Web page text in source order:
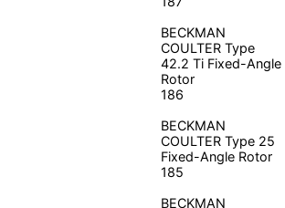
BECKMAN
COULTER Type
42.2 Ti Fixed-Angle
Rotor
186
BECKMAN
COULTER Type 25
Fixed-Angle Rotor
185
BECKMAN